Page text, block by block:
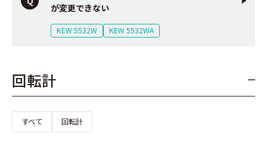
が変更できない
KEW 5532W KEW 5532WA
回転計
すべて 回転計